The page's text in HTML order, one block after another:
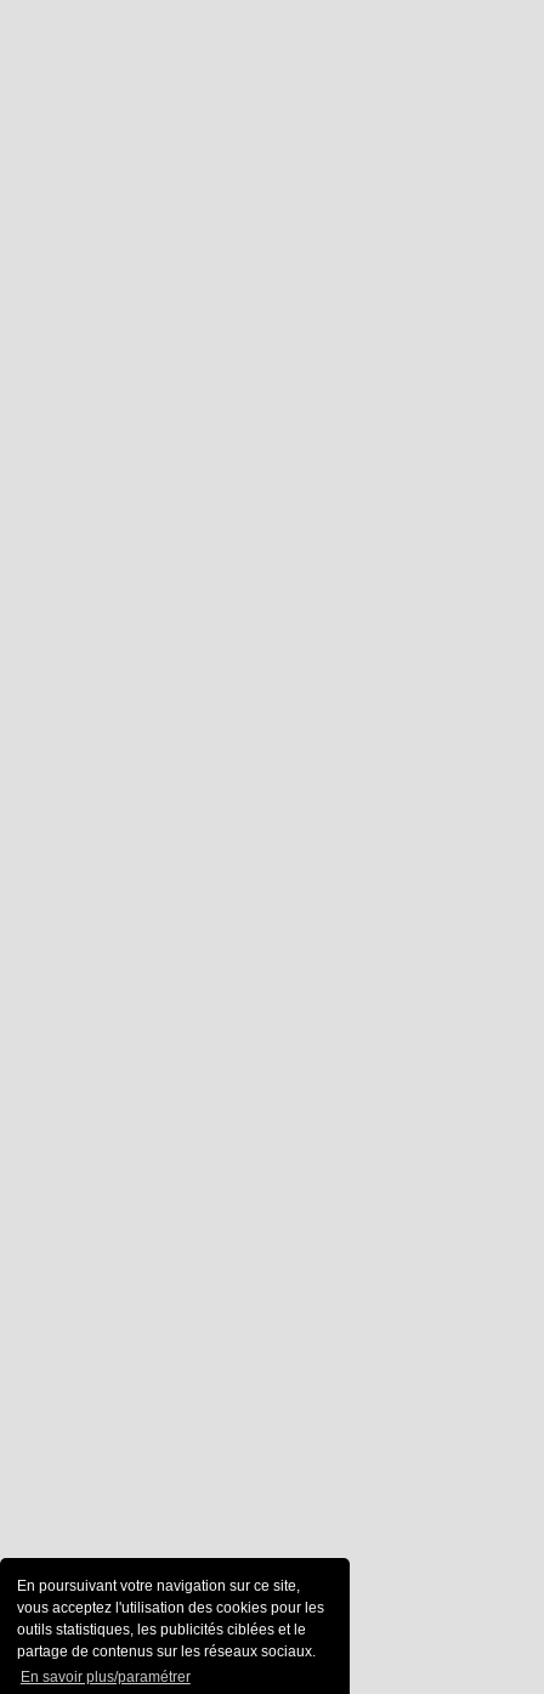
En poursuivant votre navigation sur ce site,
vous acceptez l'utilisation des cookies pour les
outils statistiques, les publicités ciblées et le
partage de contenus sur les réseaux sociaux.
En savoir plus/paramétrer